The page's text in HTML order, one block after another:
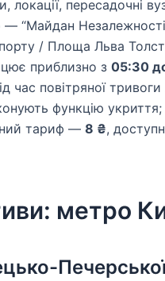
локації, пересадочні
— “Майдан
/ Площа Льва
приблизно з 05:30
час повітряної
функцію
тариф — 8 ₴,
метро
Печерської